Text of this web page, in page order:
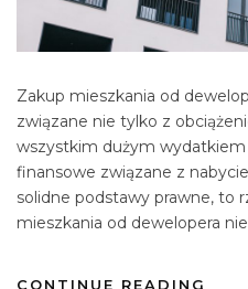
Zakup mieszkania od
związane nie tylko z
wszystkim dużym
finansowe związane z
solidne podstawy prawne, to
mieszkania od dewelopera
CONTINUE READING